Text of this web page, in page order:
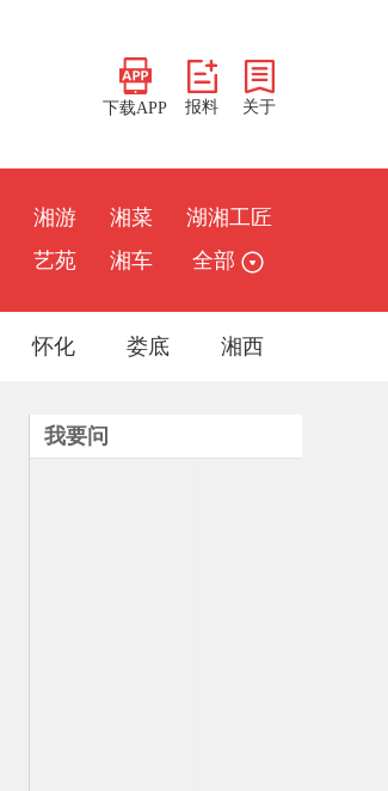
下载APP 报料 关于
湘游 湘菜
湖湘工匠
艺苑 湘车 全部
怀化 娄底 湘西
我要问